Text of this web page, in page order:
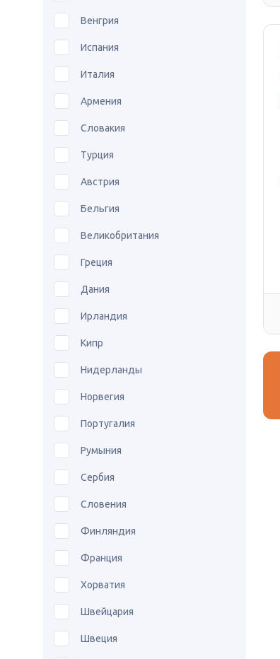
Венгрия
Испания
Италия
Армения
Словакия
Турция
Австрия
Бельгия
Великобритания
Греция
Дания
Ирландия
Кипр
Нидерланды
Норвегия
Португалия
Румыния
Сербия
Словения
Финляндия
Франция
Хорватия
Швейцария
Швеция